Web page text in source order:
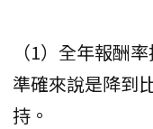
（1）全年報酬
準確來說是降到
持。